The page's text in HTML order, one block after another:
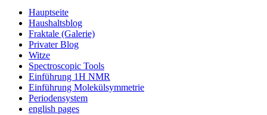
Hauptseite
Haushaltsblog
Fraktale (Galerie)
Privater Blog
Witze
Spectroscopic Tools
Einführung 1H NMR
Einführung Molekülsymmetrie
Periodensystem
english pages